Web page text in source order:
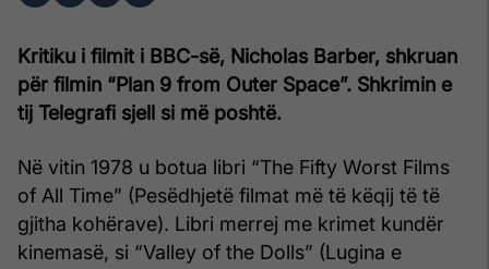
Kritiku i filmit i BBC-së, Nicholas Barber, shkruan
për filmin “Plan 9 from Outer Space”. Shkrimin e
tij Telegrafi sjell si më poshtë.
Në vitin 1978 u botua libri “The Fifty Worst Films
of All Time” (Pesëdhjetë filmat më të këqij të të
gjitha kohërave). Libri merrej me krimet kundër
kinemasë, si “Valley of the Dolls” (Lugina e